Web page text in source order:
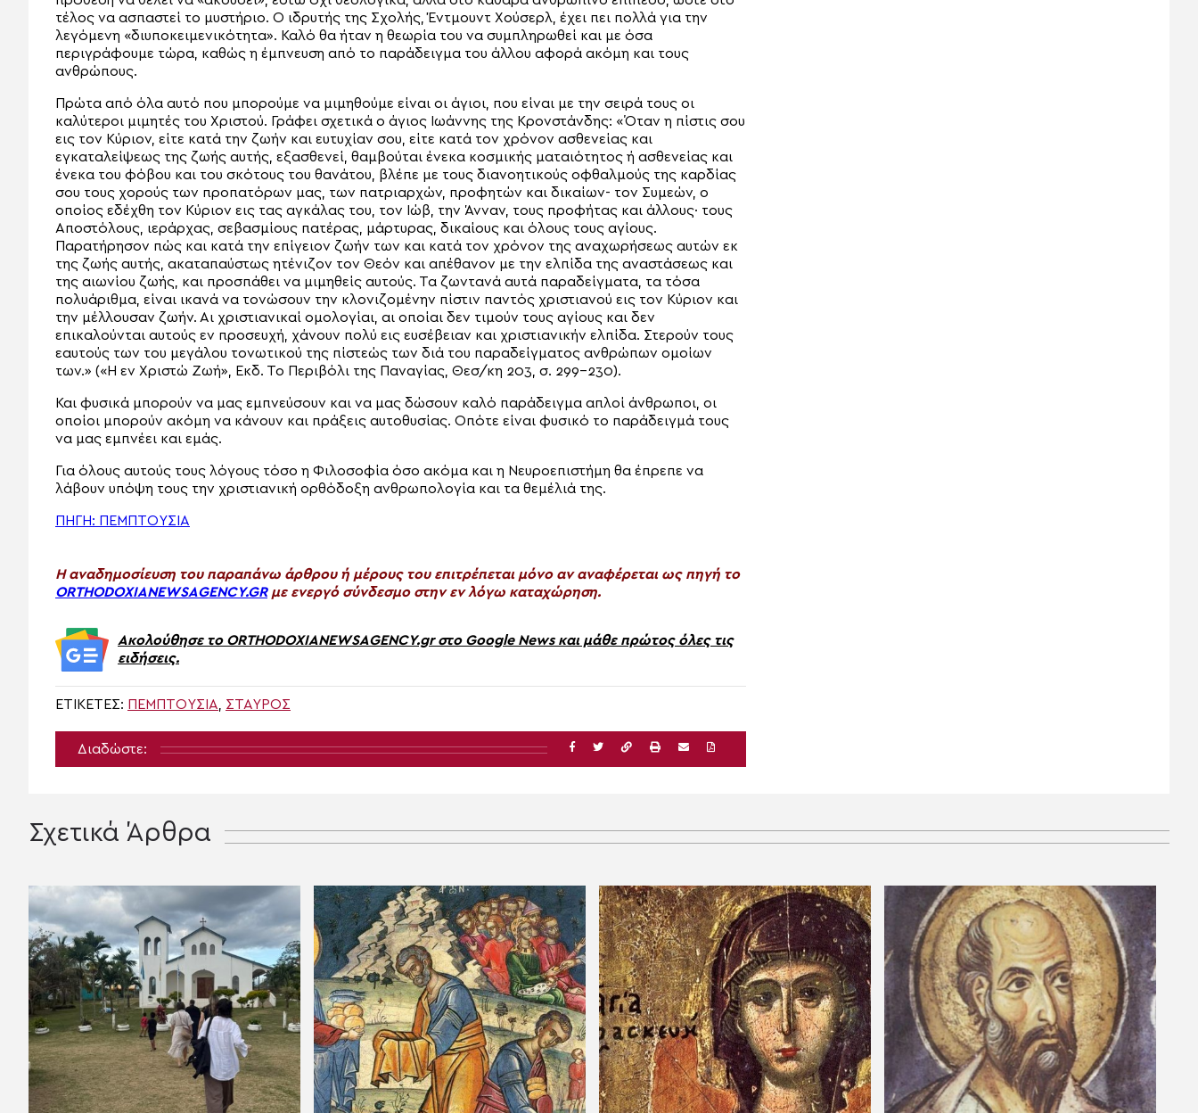
τέλος να ασπαστεί το μυστήριο. Ο ιδρυτής της Σχολής, Έντμουντ Χούσερλ, έχει πει πολλά για την
λεγόμενη «διυποκειμενικότητα». Καλό θα ήταν η θεωρία του να συμπληρωθεί και με όσα
περιγράφουμε τώρα, καθώς η έμπνευση από το παράδειγμα του άλλου αφορά ακόμη και τους
ανθρώπους.
Πρώτα από όλα αυτό που μπορούμε να μιμηθούμε είναι οι άγιοι, που είναι με την σειρά τους οι
καλύτεροι μιμητές του Χριστού. Γράφει σχετικά ο άγιος Ιωάννης της Κρονστάνδης: «Όταν η πίστις σου
εις τον Κύριον, είτε κατά την ζωήν και ευτυχίαν σου, είτε κατά τον χρόνον ασθενείας και
εγκαταλείψεως της ζωής αυτής, εξασθενεί, θαμβούται ένεκα κοσμικής ματαιότητος ή ασθενείας και
ένεκα του φόβου και του σκότους του θανάτου, βλέπε με τους διανοητικούς οφθαλμούς της καρδίας
σου τους χορούς των προπατόρων μας, των πατριαρχών, προφητών και δικαίων- τον Συμεών, ο
οποίος εδέχθη τον Κύριον εις τας αγκάλας του, τον Ιώβ, την Άνναν, τους προφήτας και άλλους∙ τους
Αποστόλους, ιεράρχας, σεβασμίους πατέρας, μάρτυρας, δικαίους και όλους τους αγίους.
Παρατήρησον πώς και κατά την επίγειον ζωήν των και κατά τον χρόνον της αναχωρήσεως αυτών εκ
της ζωής αυτής, ακαταπαύστως ητένιζον τον Θεόν και απέθανον με την ελπίδα της αναστάσεως και
της αιωνίου ζωής, και προσπάθει να μιμηθείς αυτούς. Τα ζωντανά αυτά παραδείγματα, τα τόσα
πολυάριθμα, είναι ικανά να τονώσουν την κλονιζομένην πίστιν παντός χριστιανού εις τον Κύριον και
την μέλλουσαν ζωήν. Αι χριστιανικαί ομολογίαι, αι οποίαι δεν τιμούν τους αγίους και δεν
επικαλούνται αυτούς εν προσευχή, χάνουν πολύ εις ευσέβειαν και χριστιανικήν ελπίδα. Στερούν τους
εαυτούς των του μεγάλου τονωτικού της πίστεώς των διά του παραδείγματος ανθρώπων ομοίων
των.» («Η εν Χριστώ Ζωή», Εκδ. Το Περιβόλι της Παναγίας, Θεσ/κη 203, σ. 299-230).
Και φυσικά μπορούν να μας εμπνεύσουν και να μας δώσουν καλό παράδειγμα απλοί άνθρωποι, οι
οποίοι μπορούν ακόμη να κάνουν και πράξεις αυτοθυσίας. Οπότε είναι φυσικό το παράδειγμά τους
να μας εμπνέει και εμάς.
Για όλους αυτούς τους λόγους τόσο η Φιλοσοφία όσο ακόμα και η Νευροεπιστήμη θα έπρεπε να
λάβουν υπόψη τους την χριστιανική ορθόδοξη ανθρωπολογία και τα θεμέλιά της.
ΠΗΓΗ: ΠΕΜΠΤΟΥΣΙΑ
H αναδημοσίευση του παραπάνω άρθρου ή μέρους του επιτρέπεται μόνο αν αναφέρεται ως πηγή το
ORTHODOXIANEWSAGENCY.GRμε ενεργό σύνδεσμο στην εν λόγω καταχώρηση.
Ακολούθησε το ORTHODOXIANEWSAGENCY.gr στο Google News και μάθε πρώτος όλες τις
ειδήσεις.
ΕΤΙΚΈΤΕΣ: ΠΕΜΠΤΟΥΣΙΑ ΣΤΑΥΡΌΣ
Διαδώστε:
Σχετικά Άρθρα